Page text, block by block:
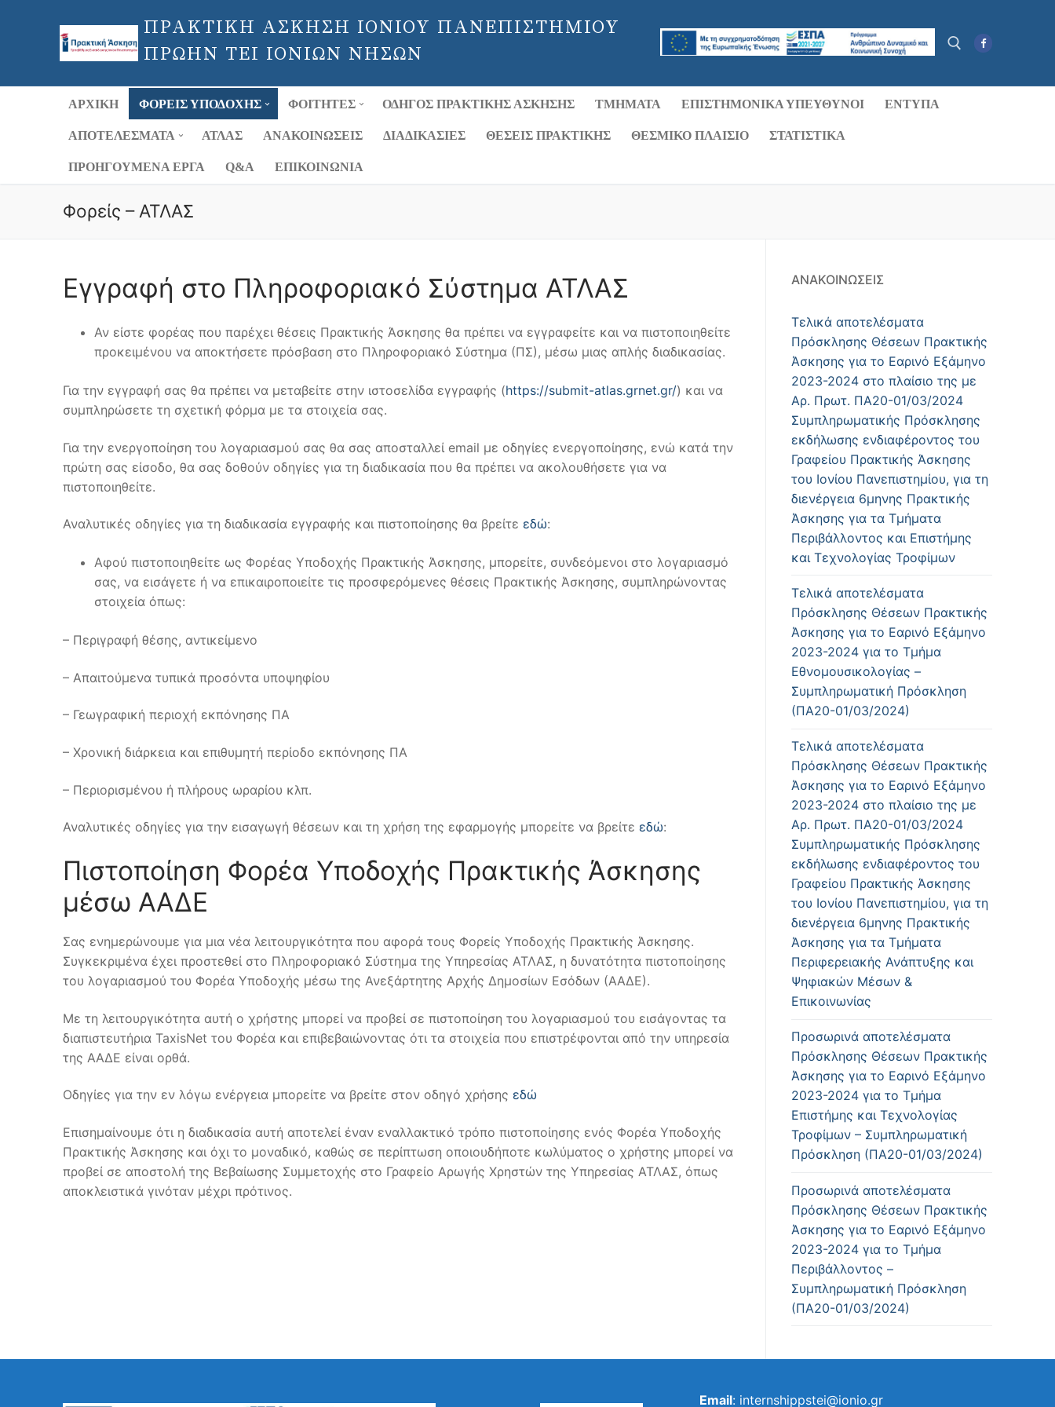
περιεχόμενο
ΠΡΑΚΤΙΚΗ ΑΣΚΗΣΗ ΙΟΝΙΟΥ ΠΑΝΕΠΙΣΤΗΜΙΟΥ
ΠΡΩΗΝ ΤΕΙ ΙΟΝΙΩΝ ΝΗΣΩΝ
Αναζήτηση για:
ΑΡΧΙΚΉ ΦΟΡΕΊΣ ΥΠΟΔΟΧΉΣ ΦΟΙΤΗΤΈΣ ΟΔΗΓΌΣ ΠΡΑΚΤΙΚΉΣ ΆΣΚΗΣΗΣ ΤΜΉΜΑΤΑ ΕΠΙΣΤΗΜΟΝΙΚΆ ΥΠΕΎΘΥΝΟΙ ΈΝΤΥΠΑ
ΑΠΟΤΕΛΈΣΜΑΤΑ ΑΤΛΑΣ ΑΝΑΚΟΙΝΏΣΕΙΣ ΔΙΑΔΙΚΑΣΊΕΣ ΘΈΣΕΙΣ ΠΡΑΚΤΙΚΉΣ ΘΕΣΜΙΚΌ ΠΛΑΊΣΙΟ ΣΤΑΤΙΣΤΙΚΑ
ΠΡΟΗΓΟΎΜΕΝΑ ΈΡΓΑ Q&A ΕΠΙΚΟΙΝΩΝΊΑ
Φορείς – ΑΤΛΑΣ
Εγγραφή στο Πληροφοριακό Σύστημα ΑΤΛΑΣ
Αν είστε φορέας που παρέχει θέσεις Πρακτικής Άσκησης θα πρέπει να εγγραφείτε και να πιστοποιηθείτε
προκειμένου να αποκτήσετε πρόσβαση στο Πληροφοριακό Σύστημα (ΠΣ), μέσω μιας απλής διαδικασίας.
Για την εγγραφή σας θα πρέπει να μεταβείτε στην ιστοσελίδα εγγραφής (https://submit-atlas.grnet.gr/) και να
συμπληρώσετε τη σχετική φόρμα με τα στοιχεία σας.
Για την ενεργοποίηση του λογαριασμού σας θα σας αποσταλλεί email με οδηγίες ενεργοποίησης, ενώ κατά την
πρώτη σας είσοδο, θα σας δοθούν οδηγίες για τη διαδικασία που θα πρέπει να ακολουθήσετε για να
πιστοποιηθείτε.
Αναλυτικές οδηγίες για τη διαδικασία εγγραφής και πιστοποίησης θα βρείτε εδώ:
Αφού πιστοποιηθείτε ως Φορέας Υποδοχής Πρακτικής Άσκησης, μπορείτε, συνδεόμενοι στο λογαριασμό
σας, να εισάγετε ή να επικαιροποιείτε τις προσφερόμενες θέσεις Πρακτικής Άσκησης, συμπληρώνοντας
στοιχεία όπως:
– Περιγραφή θέσης, αντικείμενο
– Απαιτούμενα τυπικά προσόντα υποψηφίου
– Γεωγραφική περιοχή εκπόνησης ΠΑ
– Χρονική διάρκεια και επιθυμητή περίοδο εκπόνησης ΠΑ
– Περιορισμένου ή πλήρους ωραρίου κλπ.
Αναλυτικές οδηγίες για την εισαγωγή θέσεων και τη χρήση της εφαρμογής μπορείτε να βρείτε εδώ:
Πιστοποίηση Φορέα Υποδοχής Πρακτικής Άσκησης
μέσω ΑΑΔΕ
Σας ενημερώνουμε για μια νέα λειτουργικότητα που αφορά τους Φορείς Υποδοχής Πρακτικής Άσκησης.
Συγκεκριμένα έχει προστεθεί στο Πληροφοριακό Σύστημα της Υπηρεσίας ΑΤΛΑΣ, η δυνατότητα πιστοποίησης
του λογαριασμού του Φορέα Υποδοχής μέσω της Ανεξάρτητης Αρχής Δημοσίων Εσόδων (ΑΑΔΕ).
Με τη λειτουργικότητα αυτή ο χρήστης μπορεί να προβεί σε πιστοποίηση του λογαριασμού του εισάγοντας τα
διαπιστευτήρια TaxisNet του Φορέα και επιβεβαιώνοντας ότι τα στοιχεία που επιστρέφονται από την υπηρεσία
της ΑΑΔΕ είναι ορθά.
Οδηγίες για την εν λόγω ενέργεια μπορείτε να βρείτε στον οδηγό χρήσης εδώ
Επισημαίνουμε ότι η διαδικασία αυτή αποτελεί έναν εναλλακτικό τρόπο πιστοποίησης ενός Φορέα Υποδοχής
Πρακτικής Άσκησης και όχι το μοναδικό, καθώς σε περίπτωση οποιουδήποτε κωλύματος ο χρήστης μπορεί να
προβεί σε αποστολή της Βεβαίωσης Συμμετοχής στο Γραφείο Αρωγής Χρηστών της Υπηρεσίας ΑΤΛΑΣ, όπως
αποκλειστικά γινόταν μέχρι πρότινος.
ΑΝΑΚΟΙΝΏΣΕΙΣ
Τελικά αποτελέσματα
Πρόσκλησης Θέσεων Πρακτικής
Άσκησης για το Εαρινό Εξάμηνο
2023-2024 στο πλαίσιο της με
Αρ. Πρωτ. ΠΑ20-01/03/2024
Συμπληρωματικής Πρόσκλησης
εκδήλωσης ενδιαφέροντος του
Γραφείου Πρακτικής Άσκησης
του Ιονίου Πανεπιστημίου, για τη
διενέργεια 6μηνης Πρακτικής
Άσκησης για τα Τμήματα
Περιβάλλοντος και Επιστήμης
και Τεχνολογίας Τροφίμων
Τελικά αποτελέσματα
Πρόσκλησης Θέσεων Πρακτικής
Άσκησης για το Εαρινό Εξάμηνο
2023-2024 για το Τμήμα
Εθνομουσικολογίας –
Συμπληρωματική Πρόσκληση
(ΠΑ20-01/03/2024)
Τελικά αποτελέσματα
Πρόσκλησης Θέσεων Πρακτικής
Άσκησης για το Εαρινό Εξάμηνο
2023-2024 στο πλαίσιο της με
Αρ. Πρωτ. ΠΑ20-01/03/2024
Συμπληρωματικής Πρόσκλησης
εκδήλωσης ενδιαφέροντος του
Γραφείου Πρακτικής Άσκησης
του Ιονίου Πανεπιστημίου, για τη
διενέργεια 6μηνης Πρακτικής
Άσκησης για τα Τμήματα
Περιφερειακής Ανάπτυξης και
Ψηφιακών Μέσων &
Επικοινωνίας
Προσωρινά αποτελέσματα
Πρόσκλησης Θέσεων Πρακτικής
Άσκησης για το Εαρινό Εξάμηνο
2023-2024 για το Τμήμα
Επιστήμης και Τεχνολογίας
Τροφίμων – Συμπληρωματική
Πρόσκληση (ΠΑ20-01/03/2024)
Προσωρινά αποτελέσματα
Πρόσκλησης Θέσεων Πρακτικής
Άσκησης για το Εαρινό Εξάμηνο
2023-2024 για το Τμήμα
Περιβάλλοντος –
Συμπληρωματική Πρόσκληση
(ΠΑ20-01/03/2024)
Email: internshippstei@ionio.gr